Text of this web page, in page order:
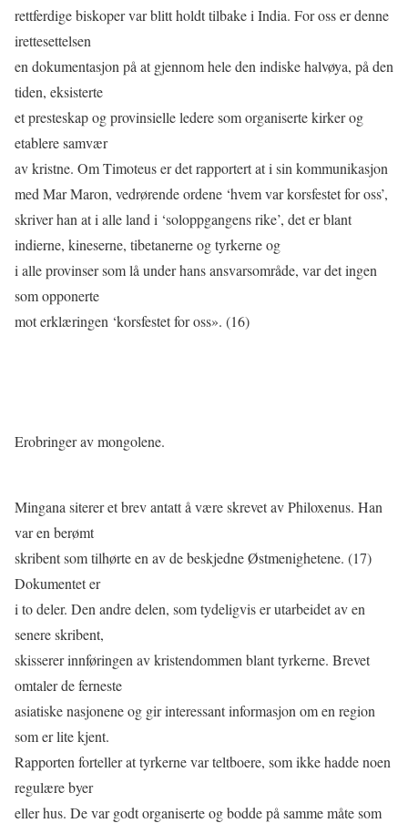
rettferdige biskoper var blitt holdt tilbake i India. For oss er denne
irettesettelsen
en dokumentasjon på at gjennom hele den indiske halvøya, på den
tiden, eksisterte
et presteskap og provinsielle ledere som organiserte kirker og
etablere samvær
av kristne. Om Timoteus er det rapportert at i sin kommunikasjon
med Mar Maron, vedrørende ordene ‘hvem var korsfestet for oss’,
skriver han at i alle land i ‘soloppgangens rike’, det er blant
indierne, kineserne, tibetanerne og tyrkerne og
i alle provinser som lå under hans ansvarsområde, var det ingen
som opponerte
mot erklæringen ‘korsfestet for oss». (16)
Erobringer av mongolene.
Mingana siterer et brev antatt å være skrevet av Philoxenus. Han
var en berømt
skribent som tilhørte en av de beskjedne Østmenighetene. (17)
Dokumentet er
i to deler. Den andre delen, som tydeligvis er utarbeidet av en
senere skribent,
skisserer innføringen av kristendommen blant tyrkerne. Brevet
omtaler de ferneste
asiatiske nasjonene og gir interessant informasjon om en region
som er lite kjent.
Rapporten forteller at tyrkerne var teltboere, som ikke hadde noen
regulære byer
eller hus. De var godt organiserte og bodde på samme måte som